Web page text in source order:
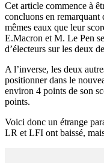
Cet article commence à
concluons en
mêmes eaux que leur
E.Macron et M. Le Pen
d’électeurs sur les deux
A l’inverse, les deux
positionner dans le
environ 4 points de son
points.
Voici donc un étrange
LR et LFI ont baissé,